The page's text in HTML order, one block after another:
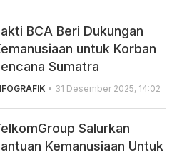
BCA Beri Dukungan
untuk Korban
Sumatra
• 31 Desember 2025, 14:02
Salurkan
Kemanusiaan Untuk